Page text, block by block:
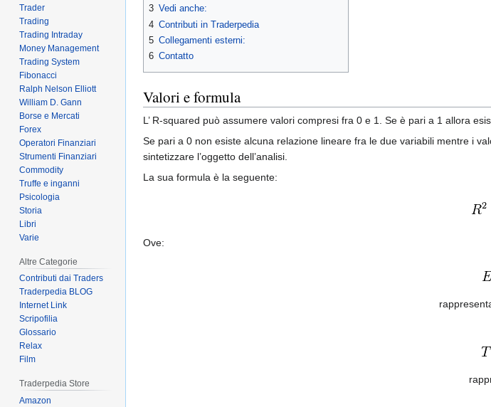
3 Vedi anche:
4 Contributi in Traderpedia
5 Collegamenti esterni:
6 Contatto
Valori e formula
L’ R-squared può assumere valori compresi fra 0 e 1. Se è pari a 1 allora
Se pari a 0 non esiste alcuna relazione lineare fra le due variabili mentre i
sintetizzare l’oggetto dell’analisi.
La sua formula è la seguente:
Ove:
Trader
Trading
Trading Intraday
Money Management
Trading System
Fibonacci
Ralph Nelson Elliott
William D. Gann
Borse e Mercati
Forex
Operatori Finanziari
Strumenti Finanziari
Commodity
Truffe e inganni
Psicologia
Storia
Libri
Varie
Altre Categorie
Contributi dai Traders
Traderpedia BLOG
Internet Link
Scripofilia
Glossario
Relax
Film
Traderpedia Store
Amazon